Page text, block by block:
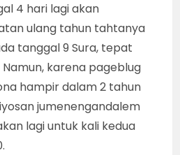
4 hari lagi akan
ulang tahun tahtanya
tanggal 9 Sura, tepat
Namun, karena pageblug
hampir dalam 2 tahun
jumenengandalem
lagi untuk kali kedua